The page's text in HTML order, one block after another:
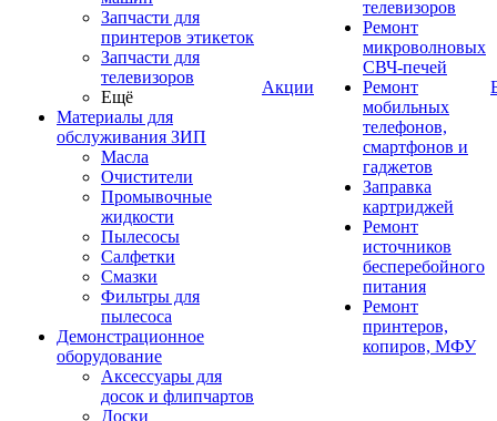
Запчасти для
принтеров этикеток
Запчасти для
телевизоров
Ещё
Материалы для
обслуживания ЗИП
Масла
Очистители
Промывочные
жидкости
Пылесосы
Салфетки
Смазки
Фильтры для
пылесоса
Демонстрационное
оборудование
Аксессуары для
досок и флипчартов
Доски
Акции
телевизоров
Ремонт
микроволновых
СВЧ-печей
Ремонт
мобильных
телефонов,
смартфонов и
гаджетов
Заправка
картриджей
Ремонт
источников
бесперебойного
питания
Ремонт
принтеров,
копиров, МФУ